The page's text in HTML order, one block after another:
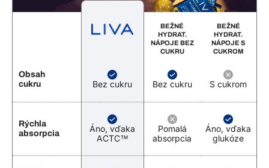
BEŽNÉ
HYDRAT.
NÁPOJE BEZ
CUKRU
BEŽNÉ
HYDRAT.
NÁPOJE S
CUKROM
Obsah
cukru
Bez cukru Bez cukru S cukrom
Rýchla
absorpcia
Áno, vďaka
ACTC™
Pomalá
absorpcia
Áno, vďaka
glukóze